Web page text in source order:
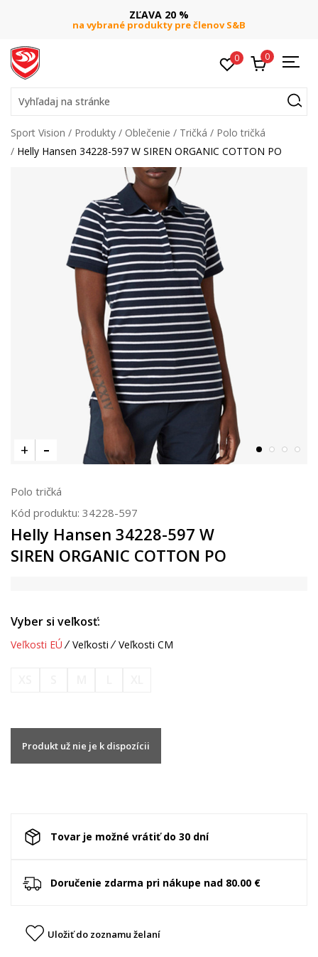
ZĽAVA 20 %
na vybrané produkty pre členov S&B
0 0
Vyhľadaj na stránke
Sport Vision Produkty Oblečenie Tričká
Polo tričká
Helly Hansen 34228-597 W SIREN ORGANIC COTTON PO
Polo tričká
Kód produktu: 34228-597
Helly Hansen 34228-597 W
SIREN ORGANIC COTTON PO
Vyber si veľkosť:
Veľkosti EÚ Veľkosti Veľkosti CM
Produkt už nie je k dispozícii
Tovar je možné vrátiť do 30 dní
Doručenie zdarma pri nákupe nad 80.00 €
Uložiť do zoznamu želaní